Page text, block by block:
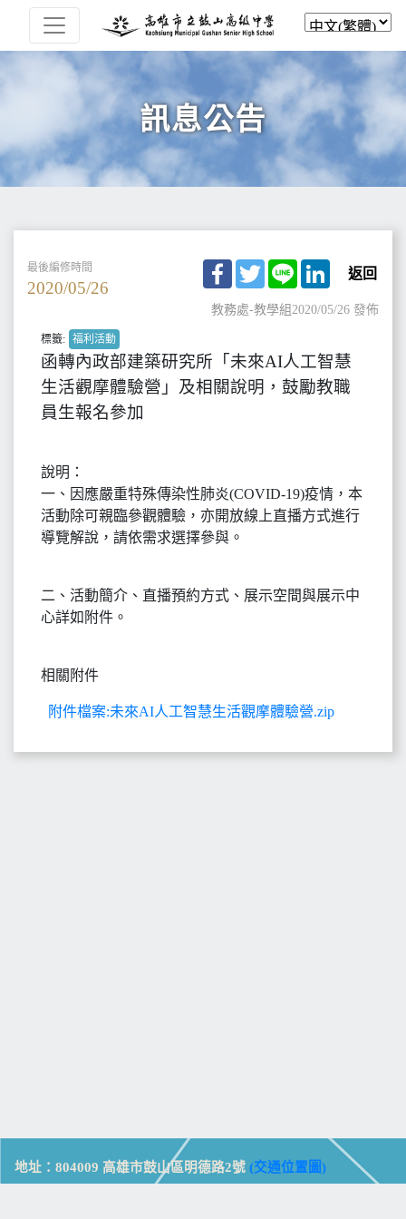
訊息公告
最後編修時間
2020/05/26
Facebook
TwitterLine LinkedIn
返回
教務處-教學組2020/05/26 發佈
標籤: 福利活動
函轉內政部建築研究所「未來AI人工智慧
生活觀摩體驗營」及相關說明，鼓勵教職
員生報名參加
說明：
一、因應嚴重特殊傳染性肺炎(COVID-19)疫情，本
活動除可親臨參觀體驗，亦開放線上直播方式進行
導覽解說，請依需求選擇參與。
二、活動簡介、直播預約方式、展示空間與展示中
心詳如附件。
相關附件
附件檔案:未來AI人工智慧生活觀摩體驗營.zip
地址：804009 高雄市鼓山區明德路2號 (交通位置圖)